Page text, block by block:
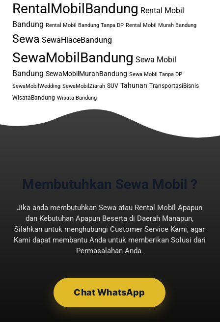
atau pelanggan bisnis.
Menyewa mobil berpeluang
menarik sekaligus praktis dalam
bisnis. Kebebasan dan
kenyamanan yang ditawarkan
membuat operasional lebih leluasa.
Kelancaran serta momen dalam
perusahaan juga terjaga konsisten.
Rental Mobil Kontrak Perusahaan
terbaik yang menawarkan pilihan
untuk perusahaan. Anda bisa
menggunakan layanan lepas kunci
atau dengan driver. Tentu
menawarkan sejumlah keuntungan
rental mobil kontrak perusahaan
Bandung selalu dipertahankan.
RentalMobilBandung Rental Mobil
Bandung Rental Mobil Bandung Tanpa DP Rental Mobil Murah Bandung
Sewa SewaHiaceBandung
SewaMobilBandung Sewa Mobil
Bandung SewaMobilMurahBandung Sewa Mobil Tanpa DP
SewaMobilWedding SewaMobilZiarah SUV Tahunan TransportasiBisnis
WisataBandung Wisata Bandung
Membutuhkan Sewa Mobil ?
Jika anda membutuhkan Sewa atau Rental Mobil Apapun
dan Kebutuhan Apapun Beserta di Daerah Manapun,
Silahkan untuk menghubungi Customer Service Kami, agar
Kami dapat membantu Anda untuk memberikan Solusi dari
Permasalahan Anda.
Chat WhatsApp